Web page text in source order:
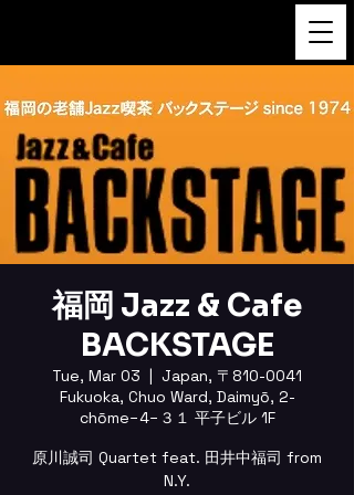
福岡 Jazz & Cafe
BACKSTAGE
Tue, Mar 03
  |
Japan, 〒810-0041
Fukuoka, Chuo Ward, Daimyō, 2-
chōme−4−３１ 平子ビル 1F
原川誠司 Quartet feat. 田井中福司 from
N.Y.